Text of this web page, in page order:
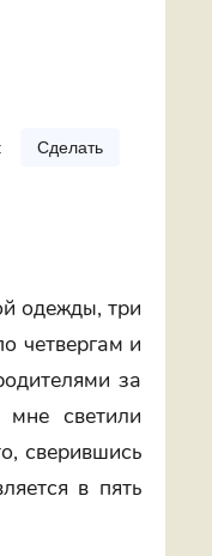
Сделать
одежды, три
четвергам и
за
светили
сверившись
в пять